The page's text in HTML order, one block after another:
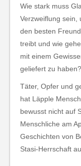
Wie stark muss
Verzweiflung sein,
den besten
treibt und wie
mit einem
geliefert zu haben?
Täter, Opfer und
hat Läpple
bewusst nicht auf
Menschliche am
Geschichten von
Stasi-Herrschaft